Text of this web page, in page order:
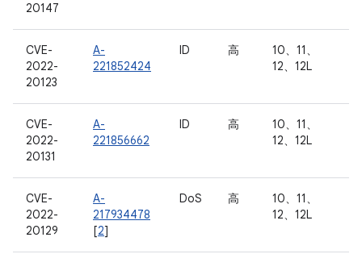
20147
CVE-
2022-
20123
A-
221852424
ID 高
10、11、
12、12L
CVE-
2022-
20131
A-
221856662
ID 高
10、11、
12、12L
CVE-
2022-
20129
A-
217934478
[2]
DoS 高
10、11、
12、12L